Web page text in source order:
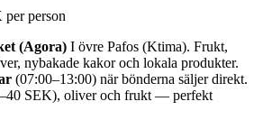
per person
(Agora) I övre Pafos (Ktima). Frukt,
nybakade kakor och lokala produkter.
(07:00–13:00) när bönderna säljer direkt.
SEK), oliver och frukt — perfekt